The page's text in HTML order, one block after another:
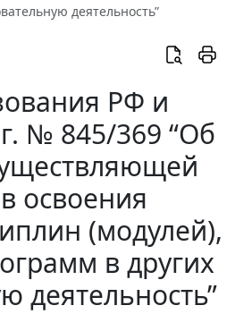
деятельность”
РФ и
№ 845/369 “Об
освоения
(модулей),
в других
деятельность”